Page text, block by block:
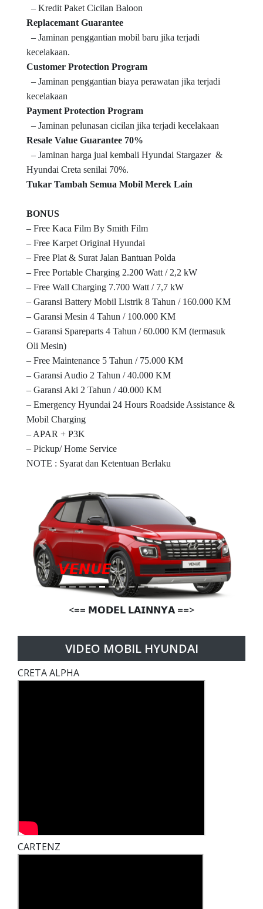
– Kredit Paket Cicilan Baloon
Replacemant Guarantee
– Jaminan penggantian mobil baru jika terjadi
kecelakaan.
Customer Protection Program
– Jaminan penggantian biaya perawatan jika terjadi
kecelakaan
Payment Protection Program
– Jaminan pelunasan cicilan jika terjadi kecelakaan
Resale Value Guarantee 70%
– Jaminan harga jual kembali Hyundai Stargazer &
Hyundai Creta senilai 70%.
Tukar Tambah Semua Mobil Merek Lain
BONUS
– Free Kaca Film By Smith Film
– Free Karpet Original Hyundai
– Free Plat & Surat Jalan Bantuan Polda
– Free Portable Charging 2.200 Watt / 2,2 kW
– Free Wall Charging 7.700 Watt / 7,7 kW
– Garansi Battery Mobil Listrik 8 Tahun / 160.000 KM
– Garansi Mesin 4 Tahun / 100.000 KM
– Garansi Spareparts 4 Tahun / 60.000 KM (termasuk
Oli Mesin)
– Free Maintenance 5 Tahun / 75.000 KM
– Garansi Audio 2 Tahun / 40.000 KM
– Garansi Aki 2 Tahun / 40.000 KM
– Emergency Hyundai 24 Hours Roadside Assistance &
Mobil Charging
– APAR + P3K
– Pickup/ Home Service
NOTE : Syarat dan Ketentuan Berlaku
𝙑𝙀𝙉𝙐𝙀
Previous Next
<== 𝗠𝗢𝗗𝗘𝗟 𝗟𝗔𝗜𝗡𝗡𝗬𝗔 ==>
VIDEO MOBIL HYUNDAI
CRETA ALPHA
CARTENZ